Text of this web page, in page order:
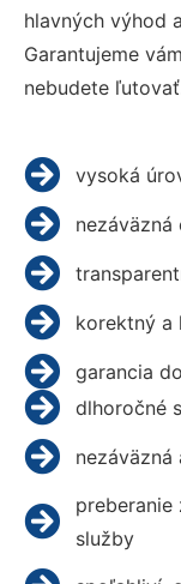
hlavných výhod
Garantujeme
nebudete
vysoká
nezáväzná
korektný a
garancia
dlhoročné
služby